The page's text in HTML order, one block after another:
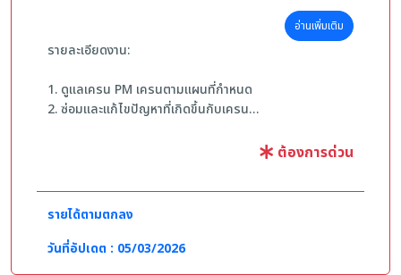
อ่านเพิ่มเติม
รายละเอียดงาน:
1. ดูแลเครน PM เครนตามแผนที่กำหนด
2. ซ่อมและแก้ไขปัญหาที่เกิดขึ้นกับเครน
-วุฒิ ปวช. - ปวส. สาขาวิชา เครื่องกล แมคคาทรอนิกส์ ช่าง
-มีประสบการณ์ในการทำงานด้านช่างเครนอย่างน้อย 1 ปี
ต้องการด่วน
รายได้ตามตกลง
วันที่อัปเดต : 05/03/2026